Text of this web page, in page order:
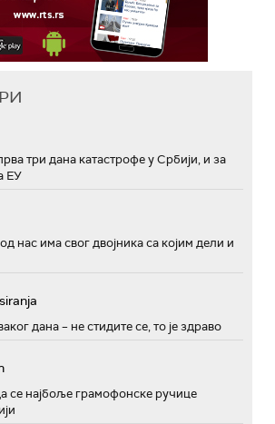
три дана катастрофе у Србији, и за
ЕУ
нас има свог двојника са којим дели и
дана – не стидите се, то је здраво
се најбоље грамофонске ручице